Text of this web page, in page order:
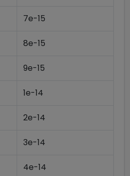
7e-15
8e-15
9e-15
1e-14
2e-14
3e-14
4e-14